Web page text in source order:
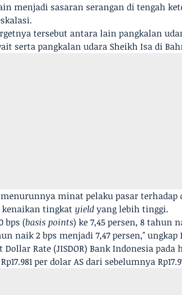
menjadi sasaran serangan di tengah
tersebut antara lain pangkalan
serta pangkalan udara Sheikh Isa di
minat pelaku pasar terhadap
tingkat yield yang lebih tinggi.
bps (basis points) ke 7,45 persen, 8 tahun
naik 2 bps menjadi 7,47 persen," ungkap
Rate (JISDOR) Bank Indonesia
per dolar AS dari sebelumnya